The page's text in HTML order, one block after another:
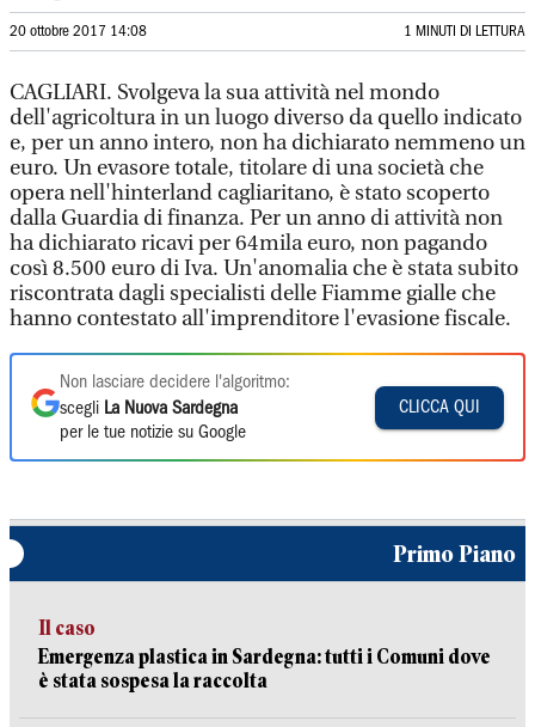
20 ottobre 2017 14:08 1 MINUTI DI LETTURA
CAGLIARI. Svolgeva la sua attività nel mondo
dell'agricoltura in un luogo diverso da quello indicato
e, per un anno intero, non ha dichiarato nemmeno un
euro. Un evasore totale, titolare di una società che
opera nell'hinterland cagliaritano, è stato scoperto
dalla Guardia di finanza. Per un anno di attività non
ha dichiarato ricavi per 64mila euro, non pagando
così 8.500 euro di Iva. Un'anomalia che è stata subito
riscontrata dagli specialisti delle Fiamme gialle che
hanno contestato all'imprenditore l'evasione fiscale.
Non lasciare decidere l'algoritmo:
scegli La Nuova Sardegna
per le tue notizie su Google
CLICCA QUI
Primo Piano
Il caso
Emergenza plastica in Sardegna: tutti i Comuni dove
è stata sospesa la raccolta